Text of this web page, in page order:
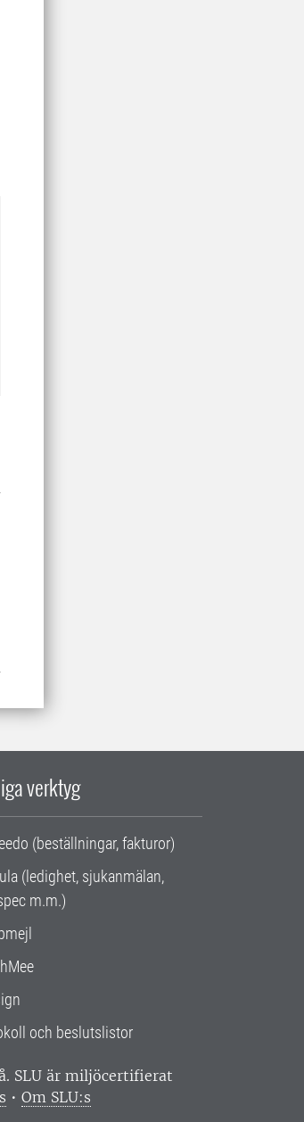
verktyg
(beställningar, fakturor)
(ledighet, sjukanmälan,
m.m.)
och beslutslistor
SLU är miljöcertifierat
• Om SLU:s